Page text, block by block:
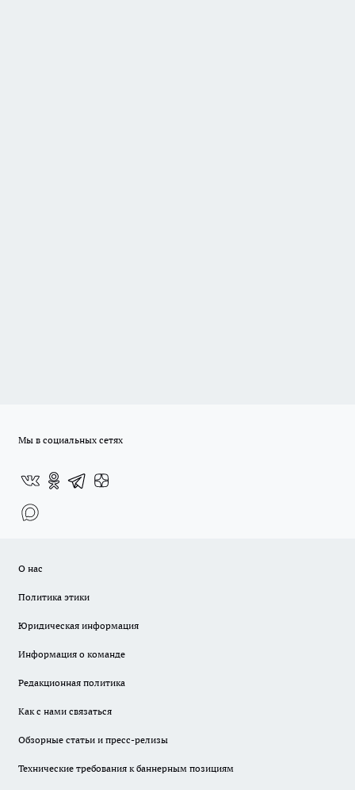
Мы в социальных сетях
О нас
Политика этики
Юридическая информация
Информация о команде
Редакционная политика
Как с нами связаться
Обзорные статьи и пресс-релизы
Технические требования к баннерным позициям